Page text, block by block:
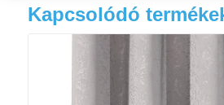
Kapcsolódó